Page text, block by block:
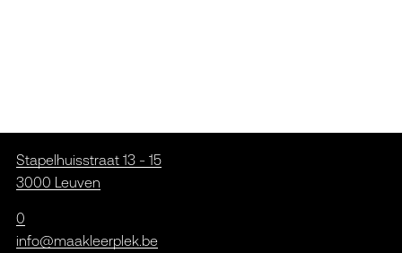
Stapelhuisstraat 13 - 15
3000 Leuven
0
info@maakleerplek.be